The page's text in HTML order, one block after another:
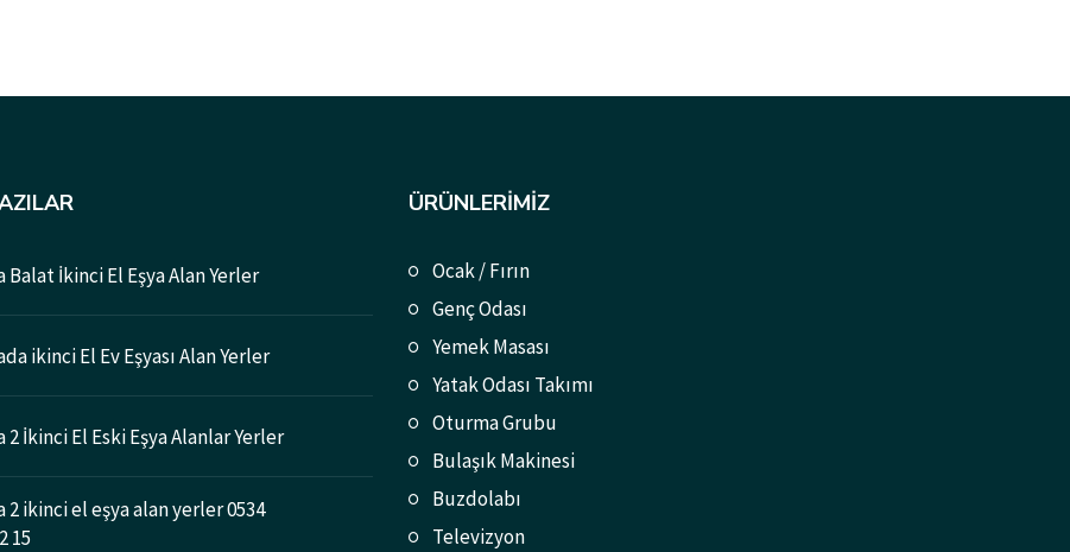
Balat İkinci El Eşya Alan Yerler
ikinci El Ev Eşyası Alan Yerler
2 İkinci El Eski Eşya Alanlar Yerler
2 ikinci el eşya alan yerler 0534
15
ÜRÜNLERIMIZ
Ocak / Fırın
Genç Odası
Yemek Masası
Yatak Odası Takımı
Oturma Grubu
Bulaşık Makinesi
Buzdolabı
Televizyon